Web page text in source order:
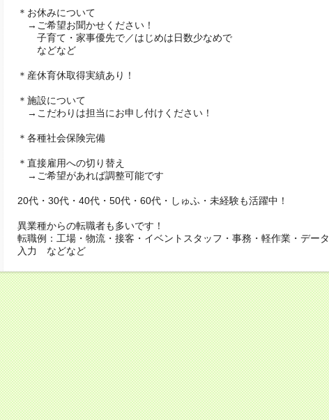
＊お休みについて
→ご希望お聞かせください！
子育て・家事優先で／はじめは日数少なめで
などなど
＊産休育休取得実績あり！
＊施設について
→こだわりは担当にお申し付けください！
＊各種社会保険完備
＊直接雇用への切り替え
→ご希望があれば調整可能です
20代・30代・40代・50代・60代・しゅふ・未経験も活躍中！
異業種からの転職者も多いです！
転職例：工場・物流・接客・イベントスタッフ・事務・軽作業・データ
入力 などなど